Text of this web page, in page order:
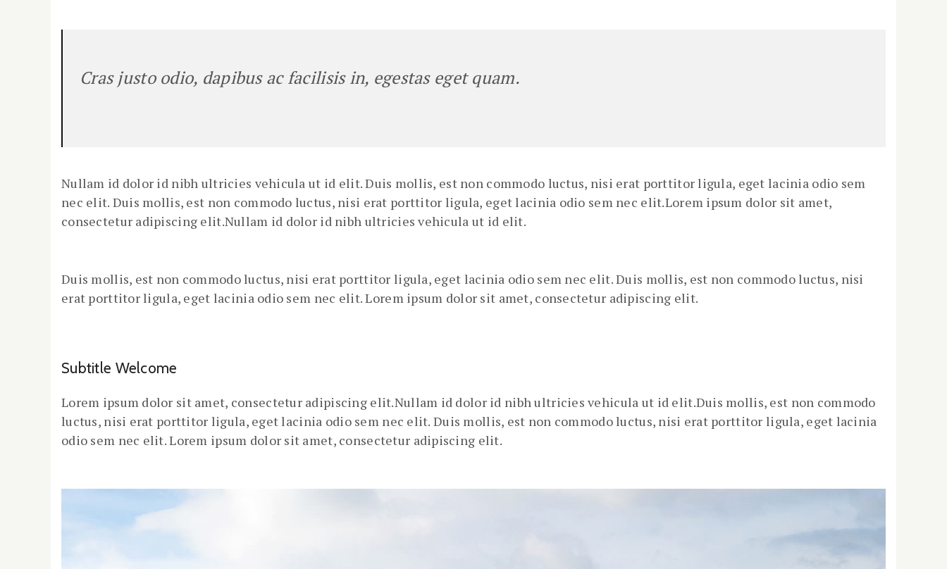
Cras justo odio, dapibus ac facilisis in, egestas eget quam.
Nullam id dolor id nibh ultricies vehicula ut id elit. Duis mollis, est non commodo luctus, nisi erat porttitor ligula, eget lacinia odio sem
nec elit. Duis mollis, est non commodo luctus, nisi erat porttitor ligula, eget lacinia odio sem nec elit.Lorem ipsum dolor sit amet,
consectetur adipiscing elit.Nullam id dolor id nibh ultricies vehicula ut id elit.
Duis mollis, est non commodo luctus, nisi erat porttitor ligula, eget lacinia odio sem nec elit. Duis mollis, est non commodo luctus, nisi
erat porttitor ligula, eget lacinia odio sem nec elit. Lorem ipsum dolor sit amet, consectetur adipiscing elit.
Subtitle Welcome
Lorem ipsum dolor sit amet, consectetur adipiscing elit.Nullam id dolor id nibh ultricies vehicula ut id elit.Duis mollis, est non commodo
luctus, nisi erat porttitor ligula, eget lacinia odio sem nec elit. Duis mollis, est non commodo luctus, nisi erat porttitor ligula, eget lacinia
odio sem nec elit. Lorem ipsum dolor sit amet, consectetur adipiscing elit.